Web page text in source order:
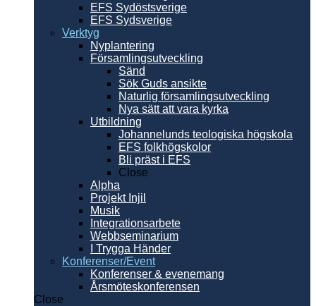
EFS Sydöstsverige
EFS Sydsverige
Verktyg
Nyplantering
Församlingsutveckling
Sänd
Sök Guds ansikte
Naturlig församlingsutveckling
Nya sätt att vara kyrka
Utbildning
Johannelunds teologiska högskola
EFS folkhögskolor
Bli präst i EFS
Close
Alpha
Projekt Injil
Musik
Integrationsarbete
Webbseminarium
I Trygga Händer
Konferenser/Event
Konferenser & evenemang
Årsmöteskonferensen
Close